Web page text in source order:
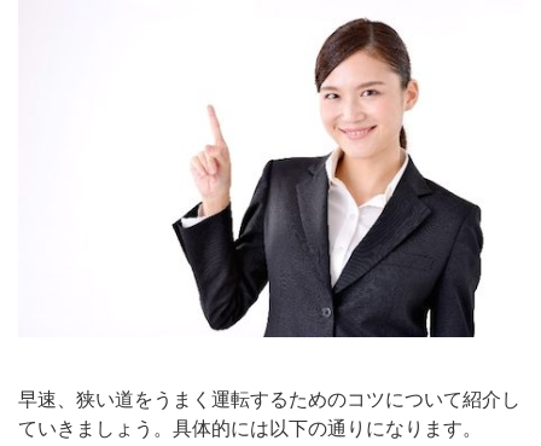
早速、狭い道をうまく運転するためのコツについて紹介し
ていきましょう。具体的には以下の通りになります。